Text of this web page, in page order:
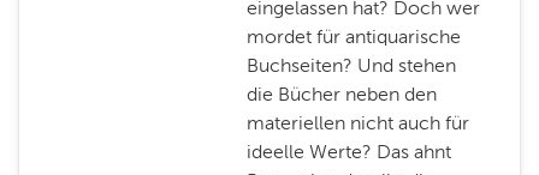
eingelassen hat? Doch wer
mordet für antiquarische
Buchseiten? Und stehen
die Bücher neben den
materiellen nicht auch für
ideelle Werte? Das ahnt